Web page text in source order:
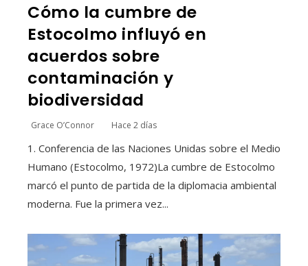
Cómo la cumbre de
Estocolmo influyó en
acuerdos sobre
contaminación y
biodiversidad
Grace O’Connor Hace 2 días
1. Conferencia de las Naciones Unidas sobre el Medio
Humano (Estocolmo, 1972)La cumbre de Estocolmo
marcó el punto de partida de la diplomacia ambiental
moderna. Fue la primera vez...